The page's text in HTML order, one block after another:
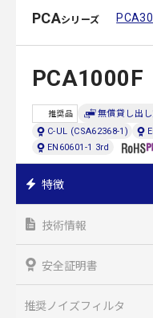
PCAシリーズ
PCA1000F
推奨品 無償貸し出
C-UL (CSA62368-1)
EN60601-1 3rd
特徴
技術情報
安全証明書
推奨ノイズフィルタ